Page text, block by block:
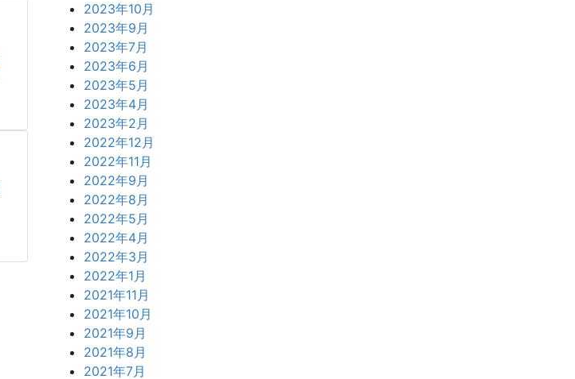
2023年10月
2023年9月
2023年7月
2023年6月
2023年5月
2023年4月
2023年2月
2022年12月
2022年11月
2022年9月
2022年8月
2022年5月
2022年4月
2022年3月
2022年1月
2021年11月
2021年10月
2021年9月
2021年8月
2021年7月